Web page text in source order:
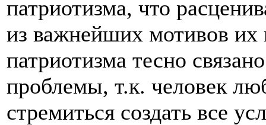
патриотизма, что
из важнейших мотивов их
патриотизма тесно
проблемы, т.к. человек
стремиться создать все